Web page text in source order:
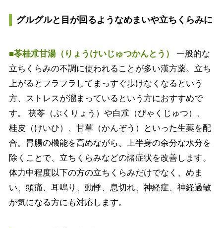
グルグルと目が回るようなめまいや立ちくらみに
■苓桂朮甘湯（りょうけいじゅつかんとう）
一般的な
立ちくらみの不調に使われることが多い漢方薬。立ち
上がるとフラフラしてまっすぐ歩けなくなるという
方、ストレスが溜まっているという方におすすめで
す。 茯苓（ぶくりょう）や白朮（びゃくじゅつ）、
桂皮（けいひ）、甘草（かんぞう）といった生薬を配
合。胃腸の機能を高めながら、上半身の余分な水分を
除くことで、立ちくらみなどの諸症状を改善します。
体力中程度以下の方の立ちくらみだけでなく、めま
い、頭痛、耳鳴り、動悸、息切れ、神経症、神経過敏
が気になる方にも対応します。